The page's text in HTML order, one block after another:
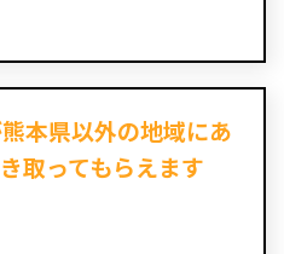
本県以外の地域にあ
取ってもらえます